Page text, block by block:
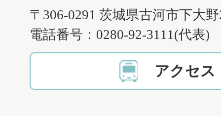
〒306-0291 茨城県古河市下大
電話番号：0280-92-3111(代表)
アクセス